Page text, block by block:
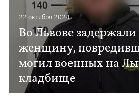
22 октября 2024
Во Львове
женщину,
могил военных на
кладбище